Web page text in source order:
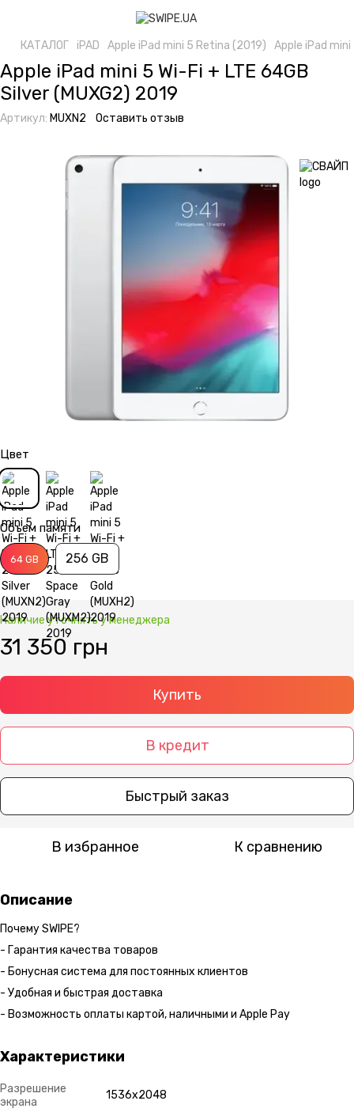
КАТАЛОГ iPAD Apple iPad mini 5 Retina (2019) Apple iPad mini
Apple iPad mini 5 Wi-Fi + LTE 64GB
Silver (MUXG2) 2019
Артикул: MUXN2 Оставить отзыв
Цвет
Объем памяти
64 GB 256 GB
Наличие уточнять у менеджера
31 350 грн
Купить
В кредит
Быстрый заказ
В избранное К сравнению
Описание
Почему SWIPE?
- Гарантия качества товаров
- Бонусная система для постоянных клиентов
- Удобная и быстрая доставка
- Возможность оплаты картой, наличными и Apple Pay
Характеристики
Разрешение
экрана
1536х2048